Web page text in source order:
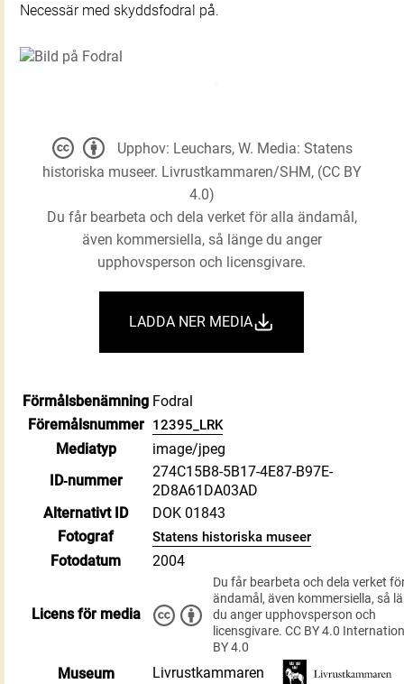
Necessär med skyddsfodral på.
Förmålsbenämning Fodral
Föremålsnummer 12395_LRK
Mediatyp
image/jpeg
ID‑nummer
274C15B8-5B17-4E87-B97E-
2D8A61DA03AD
Alternativt ID
DOK 01843
Fotograf
Statens historiska museer
Fotodatum 2004
Licens för media
Du får bearbeta och dela verket
ändamål, även kommersiella, så
du anger upphovsperson och
licensgivare. CC BY 4.0
BY 4.0
Museum Livrustkammaren
Upphov: Leuchars, W. Media: Statens
historiska museer. Livrustkammaren/SHM, (CC BY
4.0)
Du får bearbeta och dela verket för alla ändamål,
även kommersiella, så länge du anger
upphovsperson och licensgivare.
LADDA NER MEDIA